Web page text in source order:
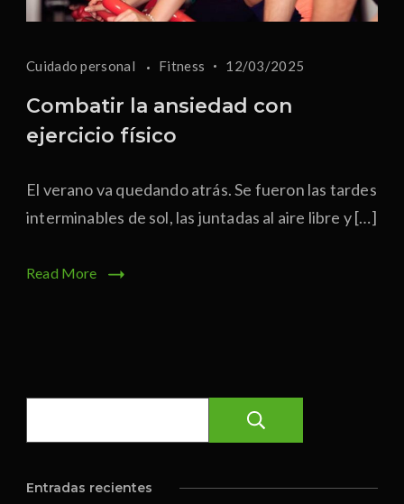
Cuidado personal Fitness 12/03/2025
Combatir la ansiedad con
ejercicio físico
El verano va quedando atrás. Se fueron las tardes
interminables de sol, las juntadas al aire libre y […]
Read More
Entradas recientes